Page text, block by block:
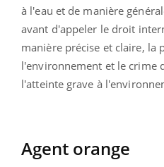
à l'eau et de manière
avant d'appeler le droit
manière précise et claire, la
l'environnement et le crime
l'atteinte grave à
Agent orange